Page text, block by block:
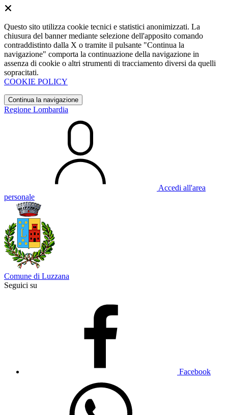
Questo sito utilizza cookie tecnici e statistici anonimizzati. La
chiusura del banner mediante selezione dell'apposito comando
contraddistinto dalla X o tramite il pulsante "Continua la
navigazione" comporta la continuazione della navigazione in
assenza di cookie o altri strumenti di tracciamento diversi da quelli
sopracitati.
COOKIE POLICY
Continua la navigazione
Regione Lombardia
Accedi all'area
personale
Comune di Luzzana
Seguici su
Facebook